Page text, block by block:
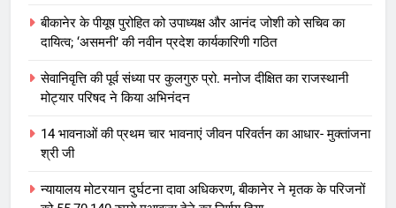
बीकानेर के पीयूष पुरोहित को उपाध्यक्ष और आनंद जोशी को सचिव का
दायित्व; ‘असमनी’ की नवीन प्रदेश कार्यकारिणी गठित
सेवानिवृत्ति की पूर्व संध्या पर कुलगुरु प्रो. मनोज दीक्षित का राजस्थानी
मोट्यार परिषद ने किया अभिनंदन
14 भावनाओं की प्रथम चार भावनाएं जीवन परिवर्तन का आधार- मुक्तांजना
श्री जी
न्यायालय मोटरयान दुर्घटना दावा अधिकरण, बीकानेर ने मृतक के परिजनों